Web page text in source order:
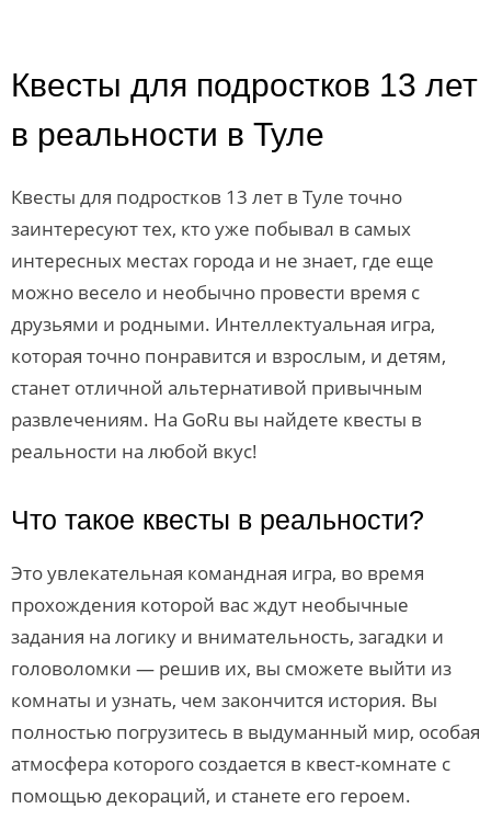
Квесты для подростков 13 лет
в реальности в Туле
Квесты для подростков 13 лет в Туле точно
заинтересуют тех, кто уже побывал в самых
интересных местах города и не знает, где еще
можно весело и необычно провести время с
друзьями и родными. Интеллектуальная игра,
которая точно понравится и взрослым, и детям,
станет отличной альтернативой привычным
развлечениям. На GoRu вы найдете квесты в
реальности на любой вкус!
Что такое квесты в реальности?
Это увлекательная командная игра, во время
прохождения которой вас ждут необычные
задания на логику и внимательность, загадки и
головоломки — решив их, вы сможете выйти из
комнаты и узнать, чем закончится история. Вы
полностью погрузитесь в выдуманный мир, особая
атмосфера которого создается в квест-комнате с
помощью декораций, и станете его героем.